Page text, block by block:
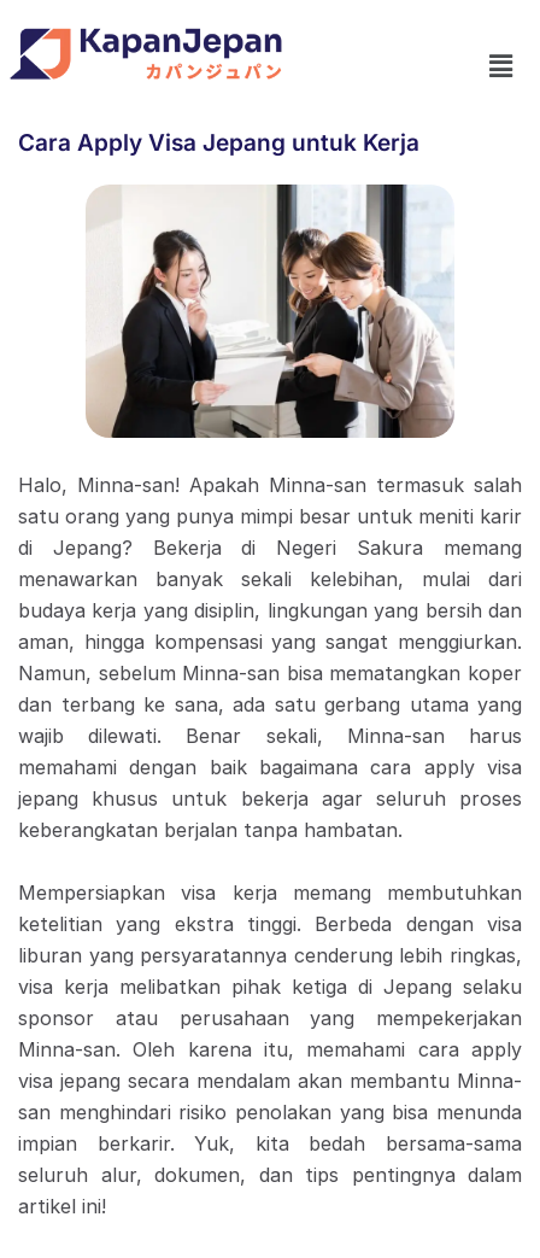
Cara Apply Visa Jepang untuk Kerja
Halo, Minna-san! Apakah Minna-san termasuk salah
satu orang yang punya mimpi besar untuk meniti karir
di Jepang? Bekerja di Negeri Sakura memang
menawarkan banyak sekali kelebihan, mulai dari
budaya kerja yang disiplin, lingkungan yang bersih dan
aman, hingga kompensasi yang sangat menggiurkan.
Namun, sebelum Minna-san bisa mematangkan koper
dan terbang ke sana, ada satu gerbang utama yang
wajib dilewati. Benar sekali, Minna-san harus
memahami dengan baik bagaimana cara apply visa
jepang khusus untuk bekerja agar seluruh proses
keberangkatan berjalan tanpa hambatan.
Mempersiapkan visa kerja memang membutuhkan
ketelitian yang ekstra tinggi. Berbeda dengan visa
liburan yang persyaratannya cenderung lebih ringkas,
visa kerja melibatkan pihak ketiga di Jepang selaku
sponsor atau perusahaan yang mempekerjakan
Minna-san. Oleh karena itu, memahami cara apply
visa jepang secara mendalam akan membantu Minna-
san menghindari risiko penolakan yang bisa menunda
impian berkarir. Yuk, kita bedah bersama-sama
seluruh alur, dokumen, dan tips pentingnya dalam
artikel ini!